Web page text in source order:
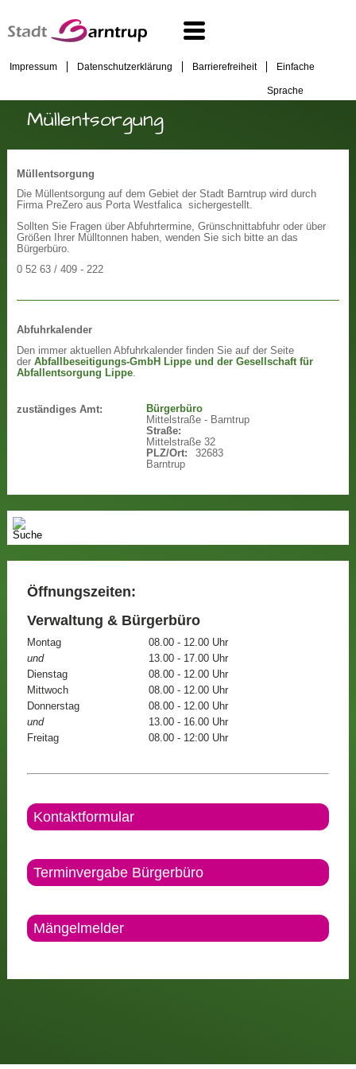
Impressum Datenschutzerklärung Barrierefreiheit Einfache
Sprache
Müllentsorgung
Müllentsorgung
Die Müllentsorgung auf dem Gebiet der Stadt Barntrup wird durch
Firma PreZero aus Porta Westfalica sichergestellt.
Sollten Sie Fragen über Abfuhrtermine, Grünschnittabfuhr oder über
Größen Ihrer Mülltonnen haben, wenden Sie sich bitte an das
Bürgerbüro.
0 52 63 / 409 - 222
Abfuhrkalender
Den immer aktuellen Abfuhrkalender finden Sie auf der Seite
derAbfallbeseitigungs-GmbH Lippe und der Gesellschaft für
Abfallentsorgung Lippe
zuständiges Amt:
Bürgerbüro
Mittelstraße - Barntrup
Straße:
Mittelstraße 32
PLZ/Ort:
32683
Barntrup
Öffnungszeiten:
Verwaltung & Bürgerbüro
Montag
08.00 - 12.00 Uhr
und
13.00 - 17.00 Uhr
Dienstag
08.00 - 12.00 Uhr
Mittwoch
08.00 - 12.00 Uhr
Donnerstag
08.00 - 12.00 Uhr
und
13.00 - 16.00 Uhr
Freitag
08.00 - 12:00 Uhr
Kontaktformular
Terminvergabe Bürgerbüro
Mängelmelder